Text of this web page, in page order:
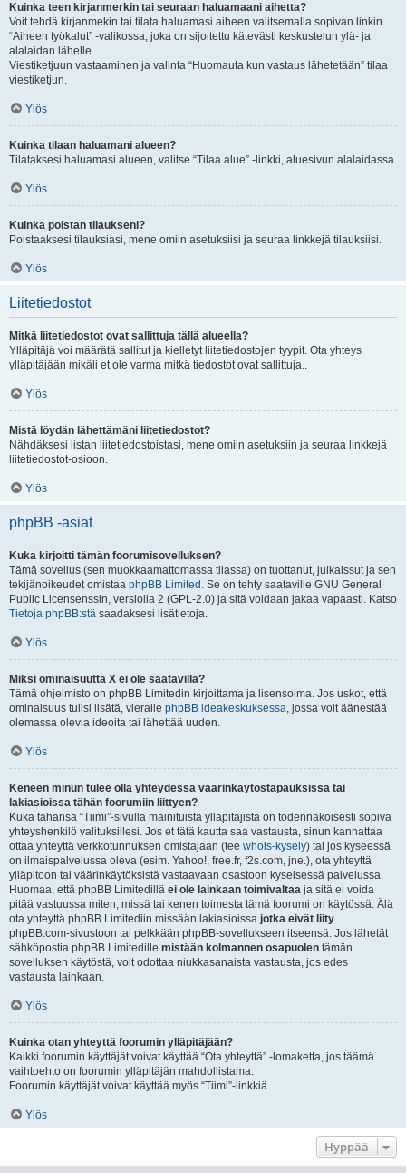
Kuinka teen kirjanmerkin tai seuraan haluamaani aihetta?
Voit tehdä kirjanmekin tai tilata haluamasi aiheen valitsemalla sopivan linkin
“Aiheen työkalut” -valikossa, joka on sijoitettu kätevästi keskustelun ylä- ja
alalaidan lähelle.
Viestiketjuun vastaaminen ja valinta “Huomauta kun vastaus lähetetään” tilaa
viestiketjun.
Ylös
Kuinka tilaan haluamani alueen?
Tilataksesi haluamasi alueen, valitse “Tilaa alue” -linkki, aluesivun alalaidassa.
Ylös
Kuinka poistan tilaukseni?
Poistaaksesi tilauksiasi, mene omiin asetuksiisi ja seuraa linkkejä tilauksiisi.
Ylös
Liitetiedostot
Mitkä liitetiedostot ovat sallittuja tällä alueella?
Ylläpitäjä voi määrätä sallitut ja kielletyt liitetiedostojen tyypit. Ota yhteys
ylläpitäjään mikäli et ole varma mitkä tiedostot ovat sallittuja..
Ylös
Mistä löydän lähettämäni liitetiedostot?
Nähdäksesi listan liitetiedostoistasi, mene omiin asetuksiin ja seuraa linkkejä
liitetiedostot-osioon.
Ylös
phpBB -asiat
Kuka kirjoitti tämän foorumisovelluksen?
Tämä sovellus (sen muokkaamattomassa tilassa) on tuottanut, julkaissut ja sen
tekijänoikeudet omistaa phpBB Limited . Se on tehty saataville GNU General
Public Licensenssin, versiolla 2 (GPL-2.0) ja sitä voidaan jakaa vapaasti. Katso
Tietoja phpBB:stä saadaksesi lisätietoja.
Ylös
Miksi ominaisuutta X ei ole saatavilla?
Tämä ohjelmisto on phpBB Limitedin kirjoittama ja lisensoima. Jos uskot, että
ominaisuus tulisi lisätä, vieraile phpBB ideakeskuksessa, jossa voit äänestää
olemassa olevia ideoita tai lähettää uuden.
Ylös
Keneen minun tulee olla yhteydessä väärinkäytöstapauksissa tai
lakiasioissa tähän foorumiin liittyen?
Kuka tahansa “Tiimi”-sivulla mainituista ylläpitäjistä on todennäköisesti sopiva
yhteyshenkilö valituksillesi. Jos et tätä kautta saa vastausta, sinun kannattaa
ottaa yhteyttä verkkotunnuksen omistajaan (tee whois-kysely) tai jos kyseessä
on ilmaispalvelussa oleva (esim. Yahoo!, free.fr, f2s.com, jne.), ota yhteyttä
ylläpitoon tai väärinkäytöksistä vastaavaan osastoon kyseisessä palvelussa.
Huomaa, että phpBB Limitedillä ei ole lainkaan toimivaltaa ja sitä ei voida
pitää vastuussa miten, missä tai kenen toimesta tämä foorumi on käytössä. Älä
ota yhteyttä phpBB Limitediin missään lakiasioissa jotka eivät liity
phpBB.com-sivustoon tai pelkkään phpBB-sovellukseen itseensä. Jos lähetät
sähköpostia phpBB Limitedille mistään kolmannen osapuolen tämän
sovelluksen käytöstä, voit odottaa niukkasanaista vastausta, jos edes
vastausta lainkaan.
Ylös
Kuinka otan yhteyttä foorumin ylläpitäjään?
Kaikki foorumin käyttäjät voivat käyttää “Ota yhteyttä” -lomaketta, jos täämä
vaihtoehto on foorumin ylläpitäjän mahdollistama.
Foorumin käyttäjät voivat käyttää myös “Tiimi”-linkkiä.
Ylös
Hyppää